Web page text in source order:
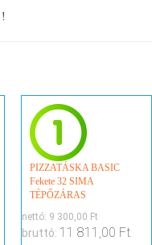
PIZZATÁSKA BASIC
Fekete 32 SIMA
TÉPŐZÁRAS
nettó: 9 300,00 Ft
bruttó: 11 811,00 Ft